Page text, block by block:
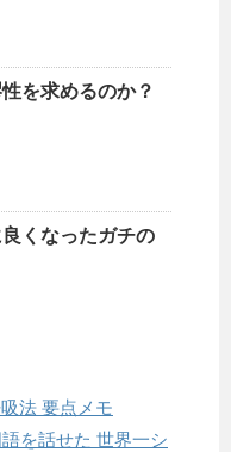
を求めるのか？
くなったガチの
法 要点メモ
を話せた 世界一シ